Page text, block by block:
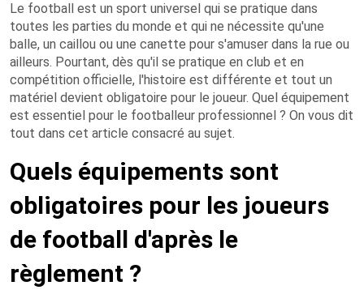
Le football est un sport universel qui se pratique dans
toutes les parties du monde et qui ne nécessite qu'une
balle, un caillou ou une canette pour s'amuser dans la rue ou
ailleurs. Pourtant, dès qu'il se pratique en club et en
compétition officielle, l'histoire est différente et tout un
matériel devient obligatoire pour le joueur. Quel équipement
est essentiel pour le footballeur professionnel ? On vous dit
tout dans cet article consacré au sujet.
Quels équipements sont
obligatoires pour les joueurs
de football d'après le
règlement ?